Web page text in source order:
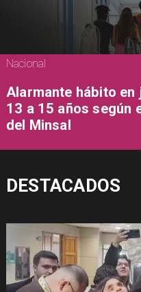
Nacional
Alarmante hábito en
13 a 15 años según
del Minsal
DESTACADOS